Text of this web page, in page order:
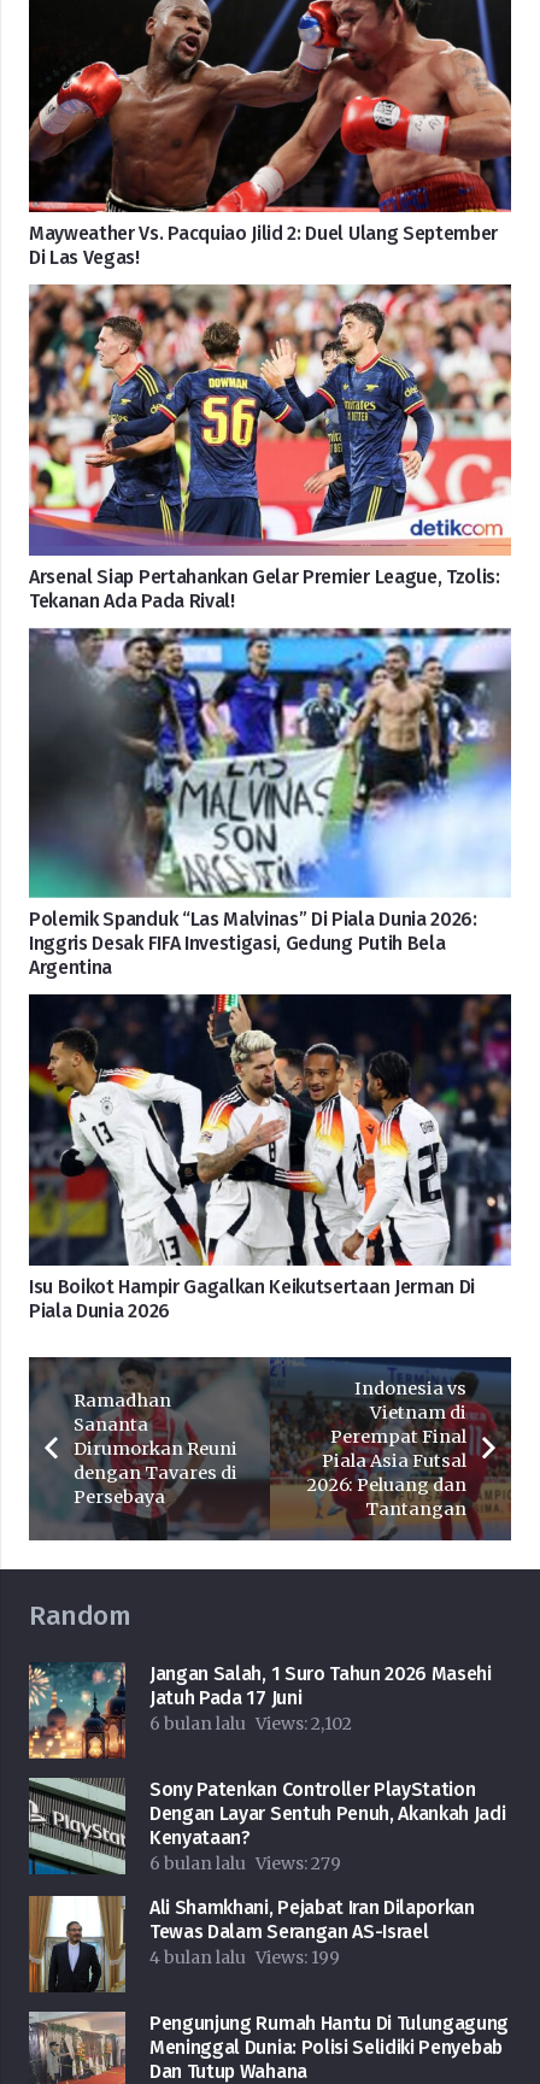
Mayweather Vs. Pacquiao Jilid 2: Duel Ulang September
Di Las Vegas!
Arsenal Siap Pertahankan Gelar Premier League, Tzolis:
Tekanan Ada Pada Rival!
Polemik Spanduk “Las Malvinas” Di Piala Dunia 2026:
Inggris Desak FIFA Investigasi, Gedung Putih Bela
Argentina
Isu Boikot Hampir Gagalkan Keikutsertaan Jerman Di
Piala Dunia 2026
Ramadhan
Sananta
Dirumorkan Reuni
dengan Tavares di
Persebaya
Indonesia vs
Vietnam di
Perempat Final
Piala Asia Futsal
2026: Peluang dan
Tantangan
Random
Jangan Salah, 1 Suro Tahun 2026 Masehi
Jatuh Pada 17 Juni
6 bulan lalu Views:2,102
Sony Patenkan Controller PlayStation
Dengan Layar Sentuh Penuh, Akankah Jadi
Kenyataan?
6 bulan lalu Views:279
Ali Shamkhani, Pejabat Iran Dilaporkan
Tewas Dalam Serangan AS-Israel
4 bulan lalu Views: 199
Pengunjung Rumah Hantu Di Tulungagung
Meninggal Dunia: Polisi Selidiki Penyebab
Dan Tutup Wahana